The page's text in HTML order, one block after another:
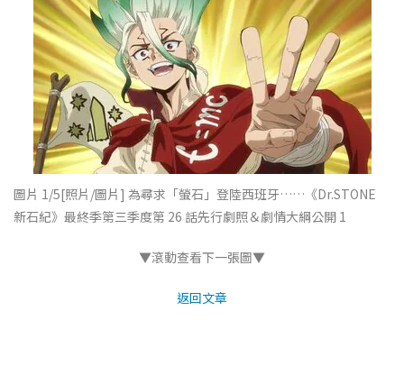
圖片 1/5[照片/圖片] 為尋求「螢石」登陸西班牙……《Dr.STONE
新石紀》最終季第三季度第 26 話先行劇照＆劇情大綱公開 1
▼滾動查看下一張圖▼
返回文章